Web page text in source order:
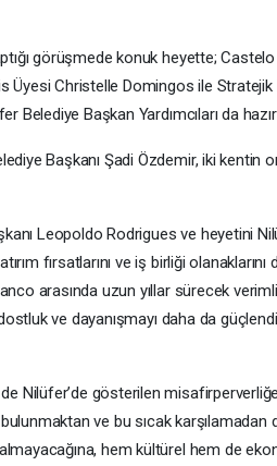
görüşmede konuk heyette;
Üyesi Christelle Domingos ile
Belediye Başkan Yardımcıları da
Başkanı Şadi Özdemir, iki kentin
Leopoldo Rodrigues ve heyetini
fırsatlarını ve iş birliği olanaklarını
arasında uzun yıllar sürecek verimli
ve dayanışmayı daha da
Nilüfer’de gösterilen
ve bu sıcak karşılamadan
hem kültürel hem de